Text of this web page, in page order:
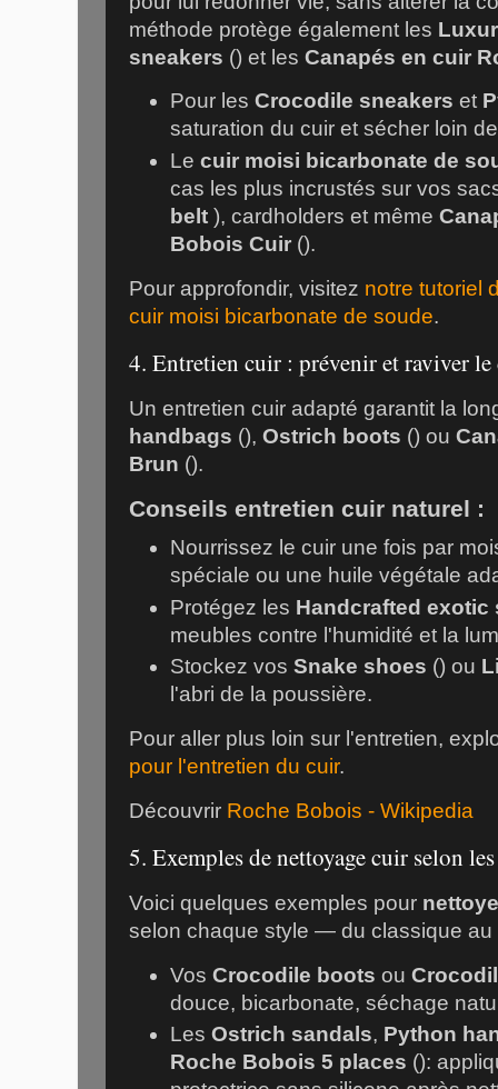
méthode protège également les
sneakers () et les Canapés en cuir
Pour lesCrocodile sneakers et
saturation du cuir et sécher loin
Lecuir moisi bicarbonate de
cas les plus incrustés sur vos
belt ), cardholders et même
Bobois Cuir ().
Pour approfondir, visitez notre tutoriel
cuir moisi bicarbonate de soude.
4. Entretien cuir : prévenir et raviver
Un entretien cuir adapté garantit la
handbags (), Ostrich boots () ou
Brun ().
Conseils entretien cuir naturel :
Nourrissez le cuir une fois par
spéciale ou une huile végétale
Protégez les Handcrafted exotic
meubles contre l'humidité et la
Stockez vosSnake shoes () ou
l'abri de la poussière.
Pour aller plus loin sur l'entretien,
pour l'entretien du cuir.
Découvrir Roche Bobois - Wikipedia
5. Exemples de nettoyage cuir selon
Voici quelques exemples pour
selon chaque style — du classique au
VosCrocodile boots ou
douce, bicarbonate, séchage
LesOstrich sandals, Python
Roche Bobois 5 places ():